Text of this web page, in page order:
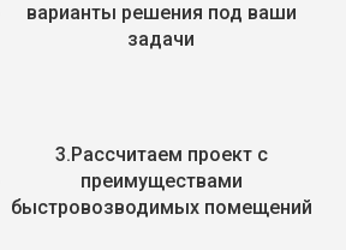
варианты решения под ваши
задачи
3.Рассчитаем проект с
преимуществами
быстровозводимых помещений